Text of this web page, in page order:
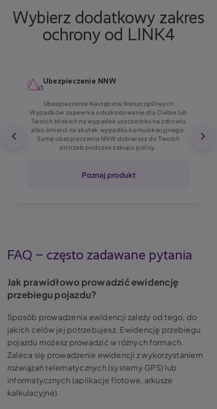
Wybierz dodatkowy zakres
ochrony od LINK4
Ubezpieczenie NNW
Ubezpieczenie Następstw Nieszczęśliwych
Wypadków zapewnia odszkodowanie dla Ciebie lub
Twoich bliskich na wypadek uszczerbku na zdrowiu
albo śmierci na skutek wypadku komunikacyjnego.
Sumę ubezpieczenia NNW dobierasz do Twoich
potrzeb podczas zakupu polisy.
Poznaj produkt
FAQ – często zadawane pytania
Jak prawidłowo prowadzić ewidencję
przebiegu pojazdu?
Sposób prowadzenia ewidencji zależy od tego, do
jakich celów jej potrzebujesz. Ewidencję przebiegu
pojazdu możesz prowadzić w różnych formach.
Zaleca się prowadzenie ewidencji z wykorzystaniem
rozwiązań telematycznych (systemy GPS) lub
informatycznych (aplikacje flotowe, arkusze
kalkulacyjne).